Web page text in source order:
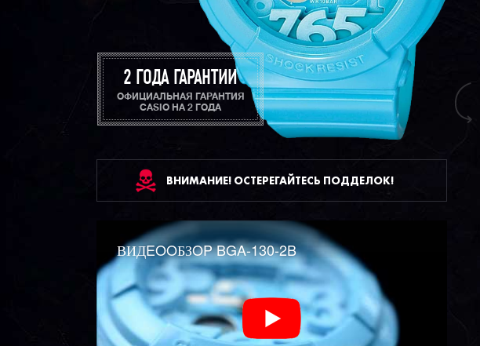
2 ГОДА ГАРАНТИИ
ОФИЦИАЛЬНАЯ ГАРАНТИЯ
CASIO НА 2 ГОДА
ВНИМАНИЕ! ОСТЕРЕГАЙТЕСЬ ПОДДЕЛОК!
ВИДEOOБЗOP BGA-130-2B